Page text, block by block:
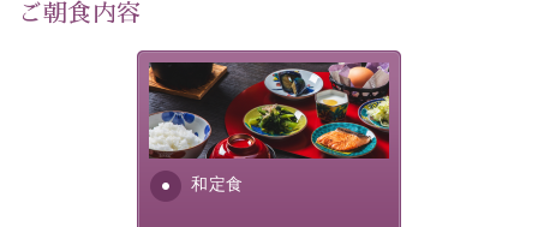
【ご予約前にご確認ください】
※本プランはバスの定員に限りがあるため、先着順での
ご案内となります。
※ご予約完了後でも、時間差により満席となる場合がご
ざいます。その際は当館よりご連絡申し上げます。
※催行人数に満たない場合は、催行を見合わせる場合が
ございます。その際は前日までにご連絡いたします。
※ほたる童謡公園では自由行動となります（ガイドは付
ご朝食内容
和定食
さっぱりとした和食膳に使わ
れる食材は、諏訪の名産品を
ふんだんに取り入れ、安心・
安全を心掛けた長野県産...